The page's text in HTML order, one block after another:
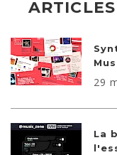
ARTICLES
29
La